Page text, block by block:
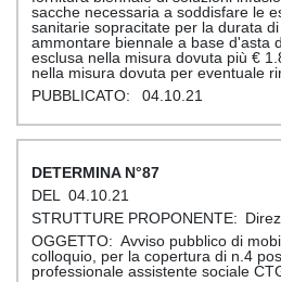
sacche necessaria a soddisfare le
sanitarie sopracitate per la durata
ammontare biennale a base d'asta
esclusa nella misura dovuta più €
nella misura dovuta per eventuale
04.10.21
87
04.10.21
Avviso pubblico di
colloquio, per la copertura di n.4
professionale assistente sociale